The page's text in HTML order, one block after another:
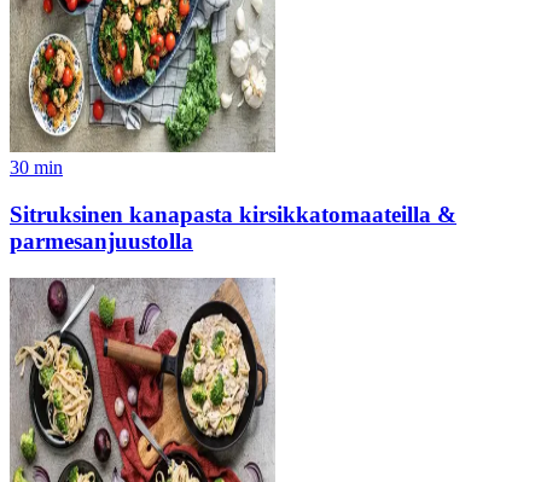
30 min
Sitruksinen kanapasta kirsikkatomaateilla &
parmesanjuustolla